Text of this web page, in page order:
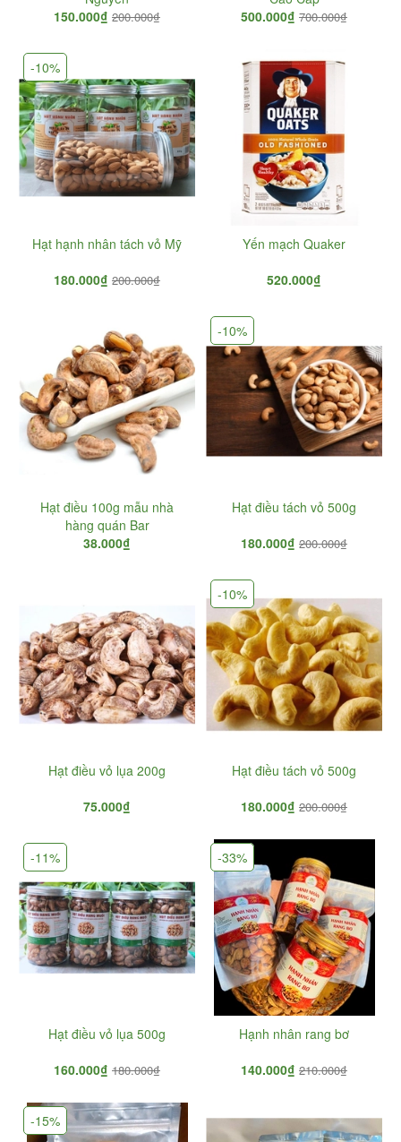
150.000₫ 200.000₫
500.000₫ 700.000₫
Hạt hạnh nhân tách vỏ Mỹ
180.000₫ 200.000₫
-10%
Yến mạch Quaker
520.000₫
Hạt điều 100g mẫu nhà
hàng quán Bar
38.000₫
Hạt điều tách vỏ 500g
180.000₫ 200.000₫
-10%
Hạt điều vỏ lụa 200g
75.000₫
Hạt điều tách vỏ 500g
180.000₫ 200.000₫
-10%
Hạt điều vỏ lụa 500g
160.000₫ 180.000₫
-11%
Hạnh nhân rang bơ
140.000₫ 210.000₫
-33%
-15%